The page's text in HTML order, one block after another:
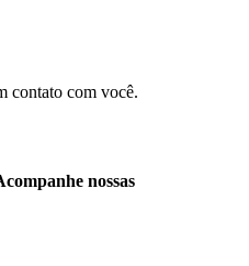
contato com você.
nossas